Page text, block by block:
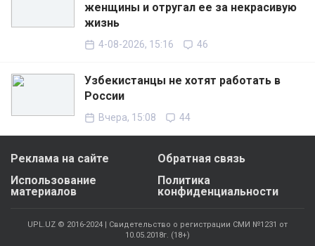
женщины и отругал ее за некрасивую
жизнь
4-08-2026, 15:16 46
Узбекистанцы не хотят работать в
России
Вчера, 15:08 44
Реклама на сайте
Обратная связь
Использование
материалов
Политика
конфиденциальности
UPL.UZ © 2016-2024 | Свидетельство о регистрации СМИ №1231 от
10.05.2018г. (18+)